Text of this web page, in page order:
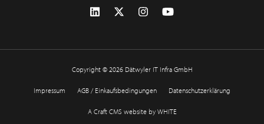
Copyright © 2026 Dätwyler IT Infra GmbH
Impressum AGB / Einkaufsbedingungen Datenschutzerklärung
A Craft CMS website by WHITE